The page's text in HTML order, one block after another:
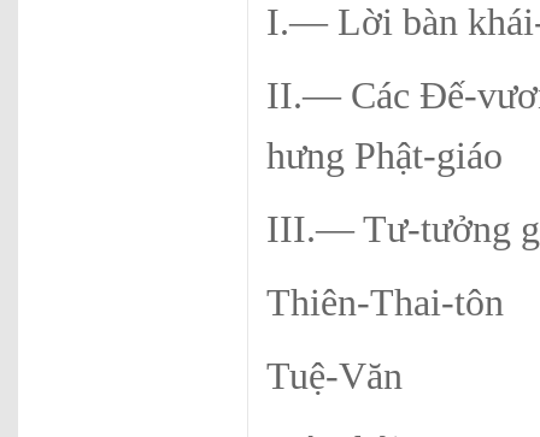
I.— Lời bàn
II.— Các Đế-
hưng Phật-giáo
III.— Tư-tưởng
Thiên-Thai-tôn
Tuệ-Văn